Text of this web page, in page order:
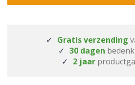
Gratis verzending
30 dagen
2 jaar